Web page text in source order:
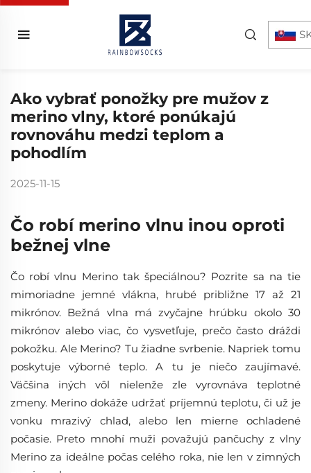
Ako vybrať ponožky pre mužov z
merino vlny, ktoré ponúkajú
rovnováhu medzi teplom a
pohodlím
2025-11-15
Čo robí merino vlnu inou oproti
bežnej vlnе
Čo robí vlnu Merino tak špeciálnou? Pozrite sa na tie
mimoriadne jemné vlákna, hrubé približne 17 až 21
mikrónov. Bežná vlna má zvyčajne hrúbku okolo 30
mikrónov alebo viac, čo vysvetľuje, prečo často dráždi
pokožku. Ale Merino? Tu žiadne svrbenie. Napriek tomu
poskytuje výborné teplo. A tu je niečo zaujímavé.
Väčšina iných vôl nielenže zle vyrovnáva teplotné
zmeny. Merino dokáže udržať príjemnú teplotu, či už je
vonku mrazivý chlad, alebo len mierne ochladené
počasie. Preto mnohí muži považujú pančuchy z vlny
Merino za ideálne počas celého roka, nie len v zimných